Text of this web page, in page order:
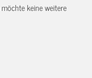
keine weitere